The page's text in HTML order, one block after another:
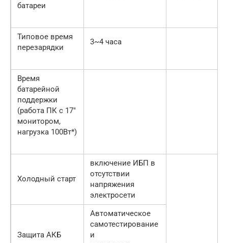
батареи
Типовое время
перезарядки
3~4 часа
Время
батарейной
поддержки
(работа ПК с 17″
монитором,
нагрузка 100Вт*)
Холодный старт
включение ИБП в
отсутствии
напряжения
электросети
Защита АКБ
Автоматическое
самотестирование
и